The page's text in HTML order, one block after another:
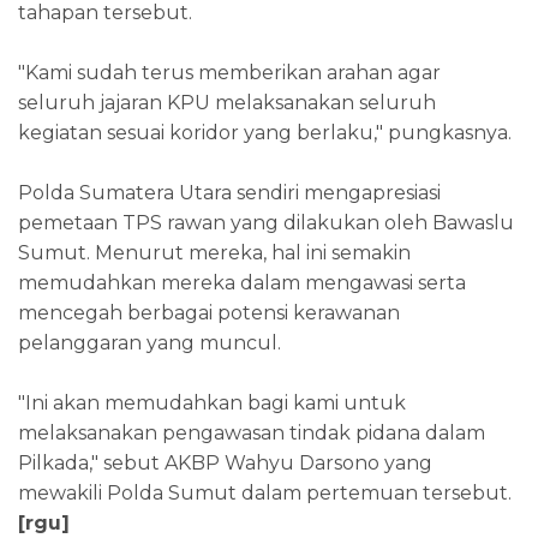
tahapan tersebut.
"Kami sudah terus memberikan arahan agar
seluruh jajaran KPU melaksanakan seluruh
kegiatan sesuai koridor yang berlaku," pungkasnya.
Polda Sumatera Utara sendiri mengapresiasi
pemetaan TPS rawan yang dilakukan oleh Bawaslu
Sumut. Menurut mereka, hal ini semakin
memudahkan mereka dalam mengawasi serta
mencegah berbagai potensi kerawanan
pelanggaran yang muncul.
"Ini akan memudahkan bagi kami untuk
melaksanakan pengawasan tindak pidana dalam
Pilkada," sebut AKBP Wahyu Darsono yang
mewakili Polda Sumut dalam pertemuan tersebut.
[rgu]